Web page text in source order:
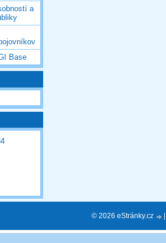
a
Base
© 2026 eStránky.cz